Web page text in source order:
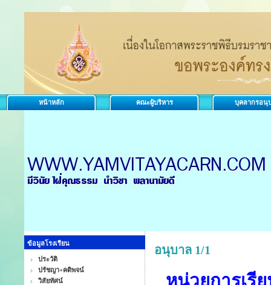
หน้าหลัก คณะผู้บริหาร บุคลากรอนุ
ข้อมูลโรงเรียน
ประวัติ
ปรัชญา+คติพจน์
วิสัยทัศน์
อนุบาล 1/1
หน่วยการเรี